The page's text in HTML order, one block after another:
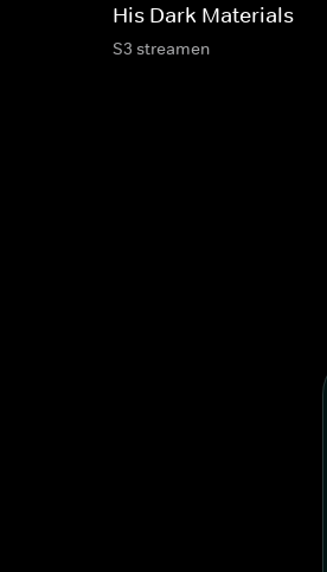
His Dark Materials
S3 streamen